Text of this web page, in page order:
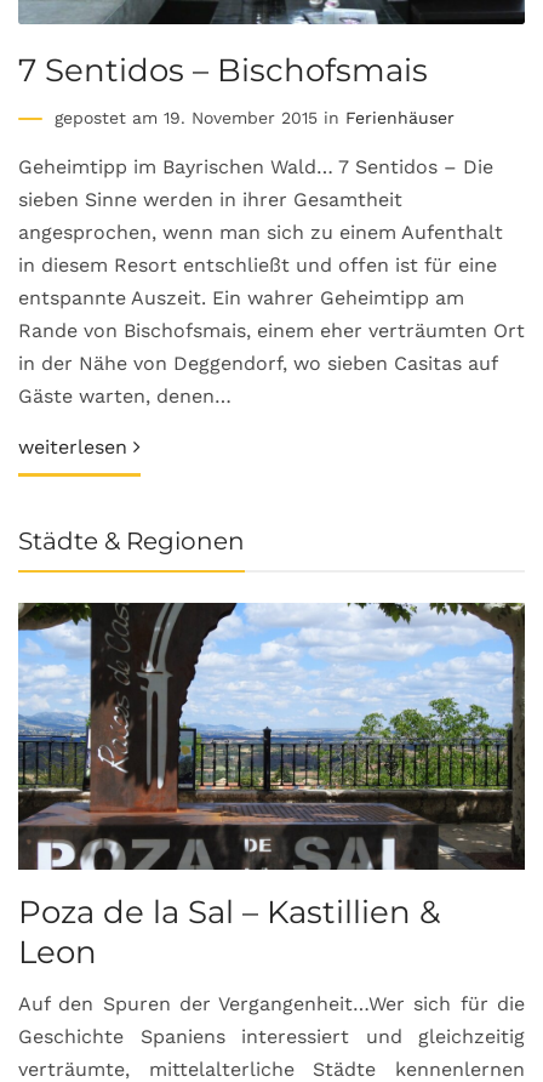
7 Sentidos – Bischofsmais
gepostet am 19. November 2015 in Ferienhäuser
Geheimtipp im Bayrischen Wald… 7 Sentidos – Die
sieben Sinne werden in ihrer Gesamtheit
angesprochen, wenn man sich zu einem Aufenthalt
in diesem Resort entschließt und offen ist für eine
entspannte Auszeit. Ein wahrer Geheimtipp am
Rande von Bischofsmais, einem eher verträumten Ort
in der Nähe von Deggendorf, wo sieben Casitas auf
Gäste warten, denen…
weiterlesen
Städte & Regionen
Poza de la Sal – Kastillien &
Leon
Auf den Spuren der Vergangenheit…Wer sich für die
Geschichte Spaniens interessiert und gleichzeitig
verträumte, mittelalterliche Städte kennenlernen